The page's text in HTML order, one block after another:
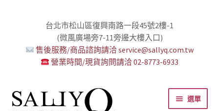
台北市松山區復興南路一段45號2樓-1
(微風廣場旁7-11旁邊大樓入口)
售後服務/商品諮詢請洽 service@sallyq.com.tw
營業時間/現貨詢問請洽 02-8773-6933
跳
至
跳
至
選單